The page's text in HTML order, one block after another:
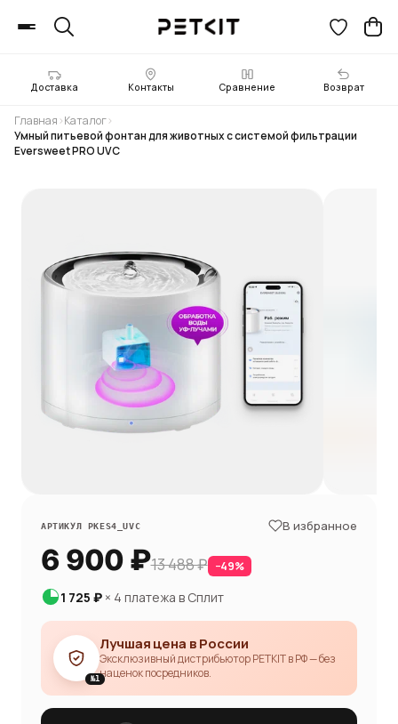
Доставка Контакты Сравнение Возврат
Главная ›Каталог›
Умный питьевой фонтан для животных с системой фильтрации
Eversweet PRO UVC
АРТИКУЛ PKES4_UVC В избранное
6 900 ₽13 488 ₽ −49%
1 725 ₽ × 4 платежа в Сплит
Лучшая цена в России
Эксклюзивный дистрибьютор PETKIT в РФ — без
наценок посредников.